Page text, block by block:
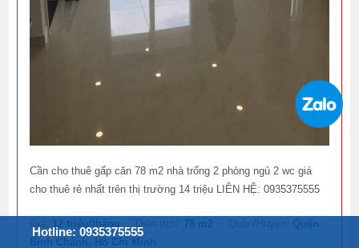
Cần cho thuê gấp căn 78 m2 nhà trống 2 phòng ngủ 2 wc giá
cho thuê rẻ nhất trên thị trường 14 triệu LIÊN HỆ: 0935375555
12 triệu/tháng 78 m2
Quận
Bình Chánh, Hồ Chí Minh
Hotline: 0935375555